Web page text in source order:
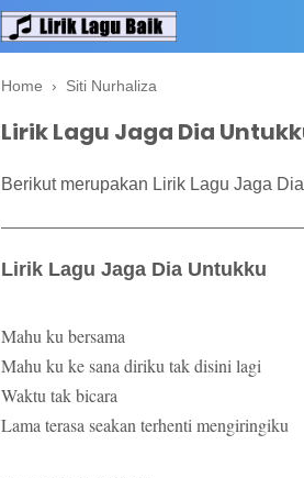
Home › Siti Nurhaliza
Lirik Lagu Jaga Dia
Berikut merupakan Lirik Lagu Jaga
Lirik Lagu Jaga Dia Untukku
Mahu ku bersama
Mahu ku ke sana diriku tak disini lagi
Waktu tak bicara
Lama terasa seakan terhenti mengiringiku